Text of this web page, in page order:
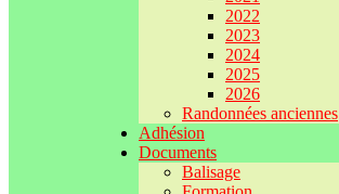
2022
2023
2024
2025
2026
Randonnées anciennes
Adhésion
Documents
Balisage